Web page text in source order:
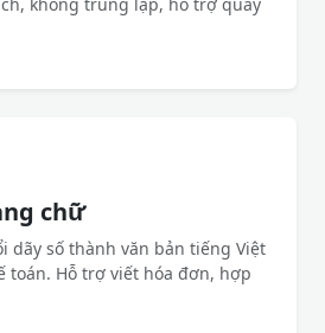
chữ
dãy số thành văn bản tiếng Việt
toán. Hỗ trợ viết hóa đơn, hợp